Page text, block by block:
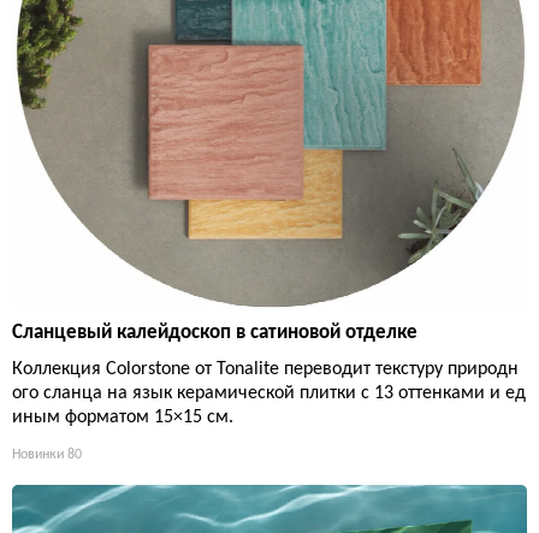
Сланцевый калейдоскоп в сатиновой отделке
Коллекция Colorstone от Tonalite переводит текстуру природн
ого сланца на язык керамической плитки с 13 оттенками и ед
иным форматом 15×15 см.
Новинки 80